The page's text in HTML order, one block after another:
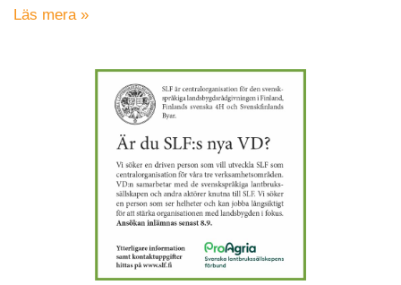
Läs mera »